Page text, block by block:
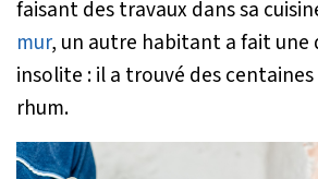
faisant des travaux dans sa
mur, un autre habitant a fait une
insolite : il a trouvé des
rhum.